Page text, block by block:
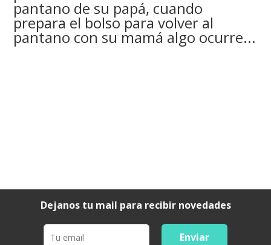
pantano de su papá, cuando
prepara el bolso para volver al
pantano con su mamá algo ocurre...
Dejanos tu mail para recibir novedades
Enviar